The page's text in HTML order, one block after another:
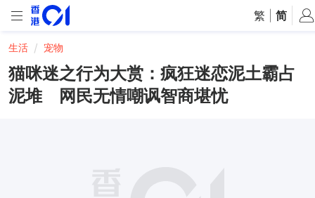
繁 简
生活 宠物
猫咪迷之行为大赏：疯狂迷恋泥土霸占
泥堆 网民无情嘲讽智商堪忧